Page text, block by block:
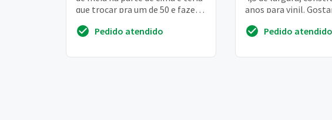
que trocar pra um de 50 e fazer a
Pedido atendido
anos para vinil.
Pedido atendido